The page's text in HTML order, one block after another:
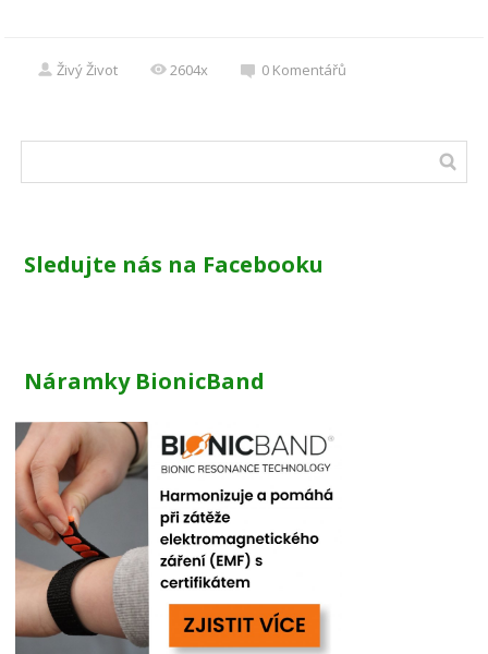
Živý Život 2604x 0 Komentářů
Sledujte nás na Facebooku
Náramky BionicBand